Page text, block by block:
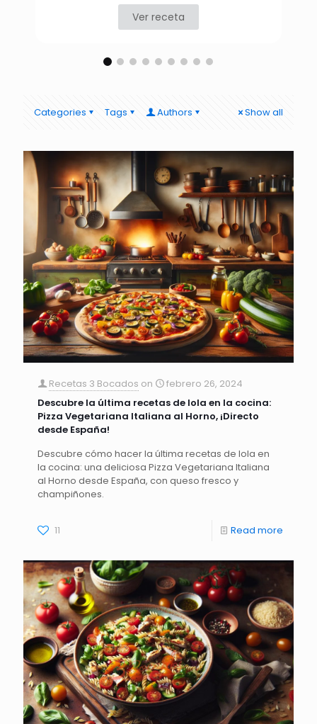
Ver receta
Categories Tags Authors Show all
Recetas 3 Bocados on
febrero 26, 2024
Descubre la última recetas de lola en la cocina:
Pizza Vegetariana Italiana al Horno, ¡Directo
desde España!
Descubre cómo hacer la última recetas de lola en
la cocina: una deliciosa Pizza Vegetariana Italiana
al Horno desde España, con queso fresco y
champiñones.
11 Read more